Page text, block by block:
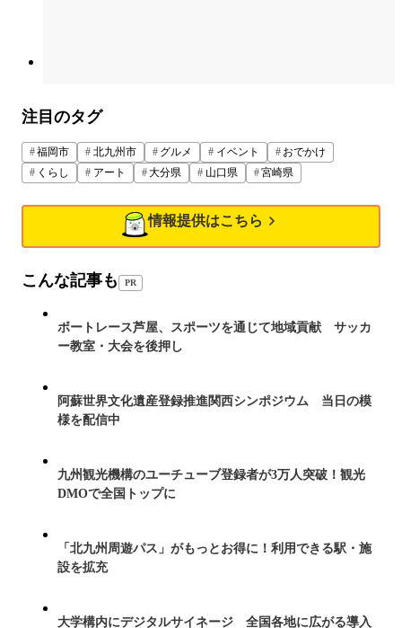
注目のタグ
福岡市 北九州市 グルメ イベント
おでかけ
くらし
アート 大分県 山口県 宮崎県
情報提供はこちら
こんな記事も PR
ボートレース芦屋、スポーツを通じて地域貢献 サッカ
ー教室・大会を後押し
阿蘇世界文化遺産登録推進関西シンポジウム 当日の模
様を配信中
九州観光機構のユーチューブ登録者が3万人突破！観光
DMOで全国トップに
「北九州周遊パス」がもっとお得に！利用できる駅・施
設を拡充
大学構内にデジタルサイネージ 全国各地に広がる導入